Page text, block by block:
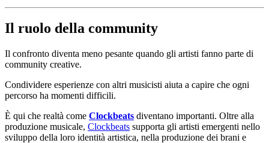
Il ruolo della community
Il confronto diventa meno pesante quando gli artisti fanno parte di
community creative.
Condividere esperienze con altri musicisti aiuta a capire che ogni
percorso ha momenti difficili.
È qui che realtà come Clockbeats diventano importanti. Oltre alla
produzione musicale, Clockbeats supporta gli artisti emergenti nello
sviluppo della loro identità artistica, nella produzione dei brani e